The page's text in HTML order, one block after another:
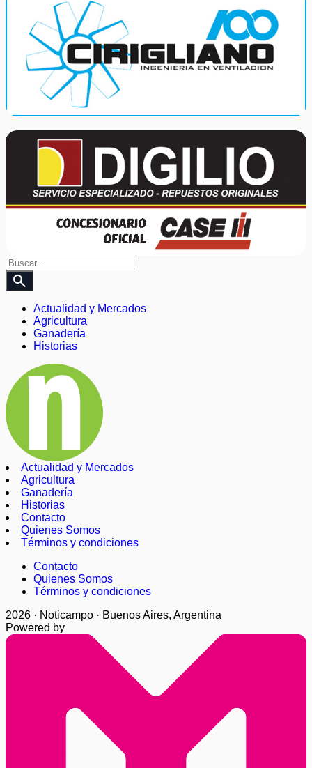
search
Actualidad y Mercados
Agricultura
Ganadería
Historias
Actualidad y Mercados
Agricultura
Ganadería
Historias
Contacto
Quienes Somos
Términos y condiciones
Contacto
Quienes Somos
Términos y condiciones
2026 · Noticampo · Buenos Aires, Argentina
Powered by